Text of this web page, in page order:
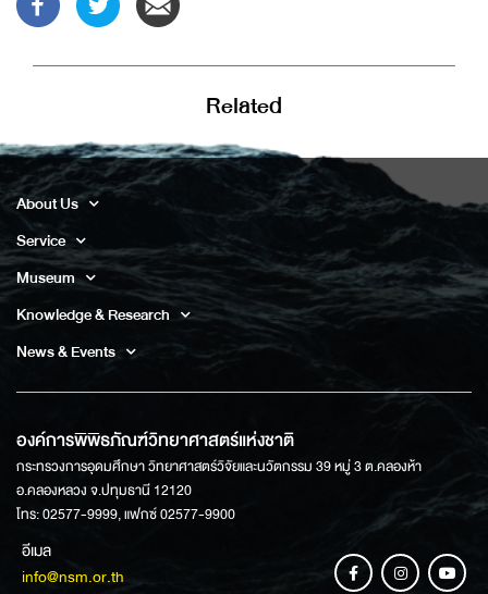
Related
About Us
Service
Museum
Knowledge & Research
News & Events
องค์การพิพิธภัณฑ์วิทยาศาสตร์แห่งชาติ
กระทรวงการอุดมศึกษา วิทยาศาสตร์วิจัยและนวัตกรรม 39 หมู่ 3 ต.คลองห้า
อ.คลองหลวง จ.ปทุมธานี 12120
โทร: 02577-9999, แฟกซ์ 02577-9900
อีเมล
info@nsm.or.th